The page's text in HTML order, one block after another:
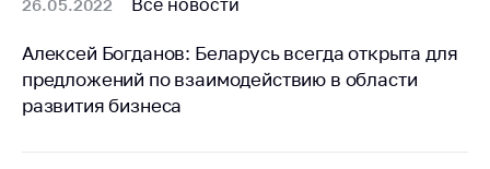
нетарифного
регулирования
Биржевая торговля
26.05.2022 Все новости
Алексей Богданов: Беларусь всегда открыта для
предложений по взаимодействию в области
развития бизнеса